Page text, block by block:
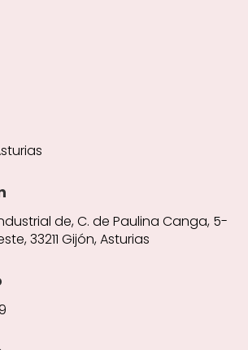
de, C. de Paulina Canga, 5-
33211 Gijón, Asturias